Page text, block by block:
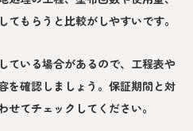
もらうと比較がしやすいです。
ている場合があるので、工程表や
を確認しましょう。保証期間と対
てチェックしてください。